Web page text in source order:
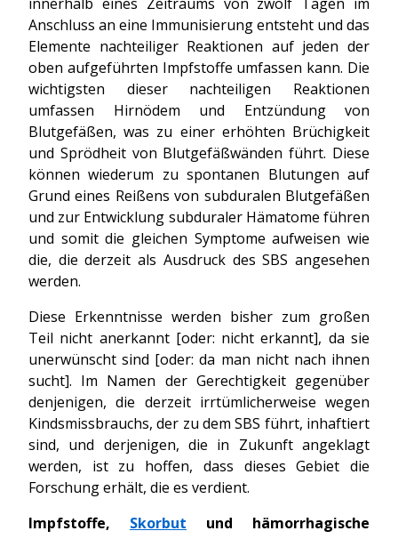
Anschluss an eine Immunisierung entsteht und das
Elemente nachteiliger Reaktionen auf jeden der
oben aufgeführten Impfstoffe umfassen kann. Die
wichtigsten dieser nachteiligen Reaktionen
umfassen Hirnödem und Entzündung von
Blutgefäßen, was zu einer erhöhten Brüchigkeit
und Sprödheit von Blutgefäßwänden führt. Diese
können wiederum zu spontanen Blutungen auf
Grund eines Reißens von subduralen Blutgefäßen
und zur Entwicklung subduraler Hämatome führen
und somit die gleichen Symptome aufweisen wie
die, die derzeit als Ausdruck des SBS angesehen
werden.
Diese Erkenntnisse werden bisher zum großen
Teil nicht anerkannt [oder: nicht erkannt], da sie
unerwünscht sind [oder: da man nicht nach ihnen
sucht]. Im Namen der Gerechtigkeit gegenüber
denjenigen, die derzeit irrtümlicherweise wegen
Kindsmissbrauchs, der zu dem SBS führt, inhaftiert
sind, und derjenigen, die in Zukunft angeklagt
werden, ist zu hoffen, dass dieses Gebiet die
Forschung erhält, die es verdient.
Impfstoffe, Skorbut und hämorrhagische